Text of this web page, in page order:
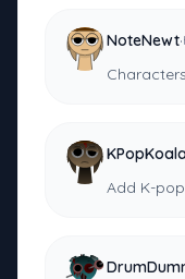
NoteNewt·
Add K-